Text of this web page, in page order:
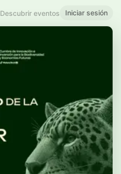
Descubrir eventos Iniciar sesión